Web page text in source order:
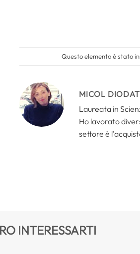
Questo elemento è stato
MICOL
Laureata in
Ho lavorato
settore è
INTERESSARTI